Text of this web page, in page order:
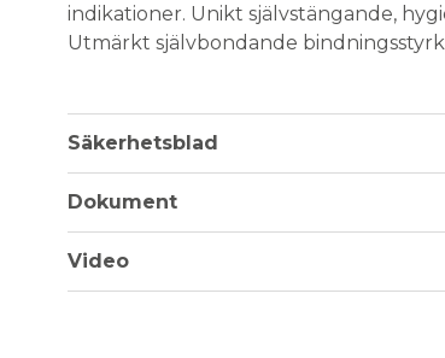
indikationer. Unikt självstängande,
Utmärkt självbondande
Säkerhetsblad
Dokument
Video